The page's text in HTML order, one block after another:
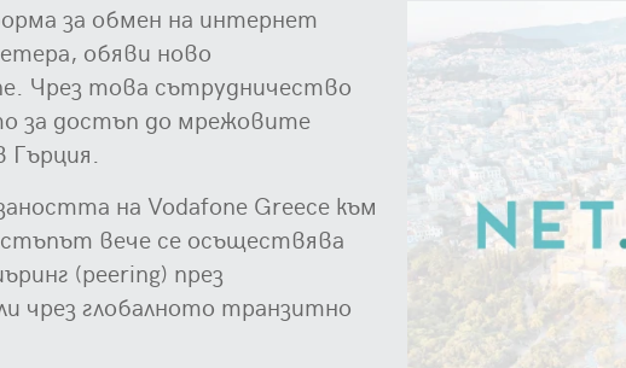
за обмен на интернет
обяви ново
Чрез това сътрудничество
за достъп до мрежовите
на Vodafone Greece към
вече се осъществява
(peering) през
чрез глобалното транзитно